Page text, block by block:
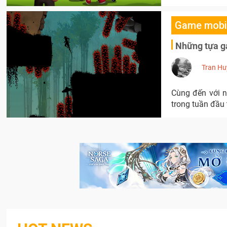
Game
Những tựa
Tran
Cùng đến với
trong tuần đầu